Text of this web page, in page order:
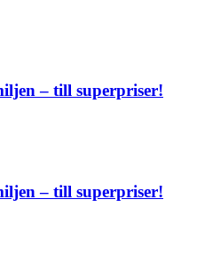
– till superpriser!
– till superpriser!